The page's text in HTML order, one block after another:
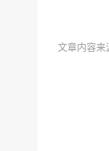
文章内容来